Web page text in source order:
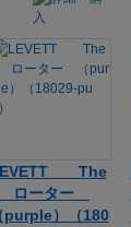
The
ローター
purple）（180